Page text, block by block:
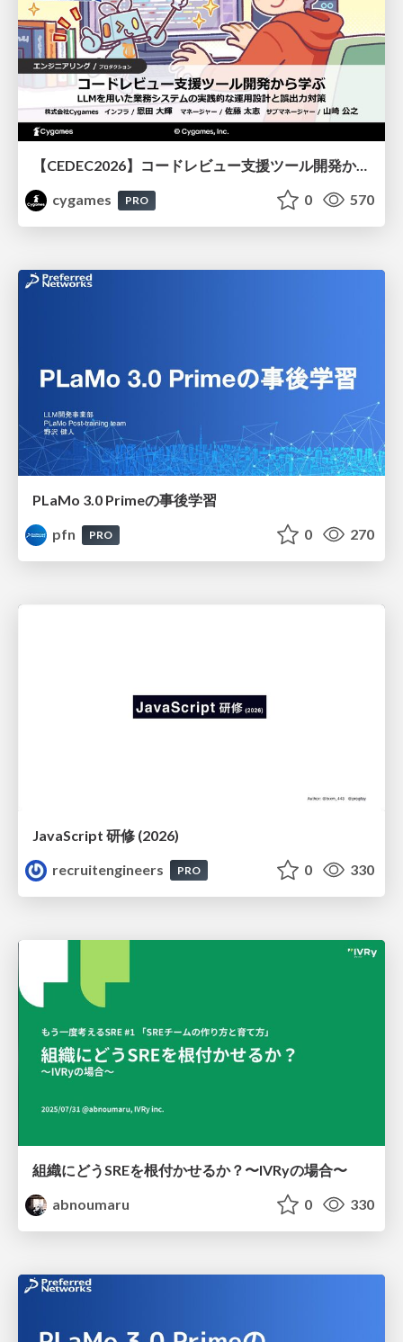
【CEDEC2026】コードレビュー支援ツール開発から学ぶ：LLMを用いた業務システムの実践的な運用設計と誤出力対策
cygames
PRO 0 570
PLaMo 3.0 Primeの事後学習
pfn
PRO 0 270
JavaScript 研修 (2026)
recruitengineers
PRO 0 330
組織にどうSREを根付かせるか？〜IVRyの場合〜
abnoumaru
0 330